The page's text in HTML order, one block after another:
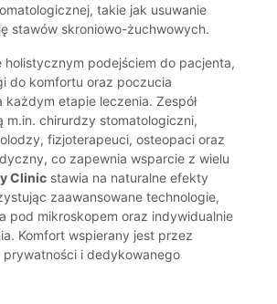
takie jak usuwanie
stawów skroniowo-żuchwowych.
holistycznym podejściem do pacjenta,
do komfortu oraz poczucia
etapie leczenia. Zespół
m.in. chirurdzy stomatologiczni,
fizjoterapeuci, osteopaci oraz
co zapewnia wsparcie z wielu
Clinic stawia na naturalne efekty
zaawansowane technologie,
pod mikroskopem oraz indywidualnie
Komfort wspierany jest przez
i dedykowanego